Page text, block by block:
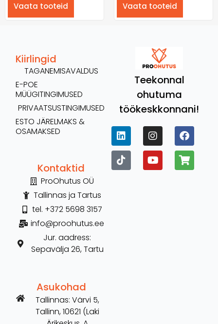
Vaata tooteid Vaata tooteid
Teekonnal
ohutuma
töökeskkonnani!
Kontaktid
ProOhutus OÜ
Tallinnas ja Tartus
tel. +372 5698 3157
info@proohutus.ee
Jur. aadress:
Sepavälja 26, Tartu
Kiirlingid
TAGANEMISAVALDUS
E-POE
MÜÜGITINGIMUSED
PRIVAATSUSTINGIMUSED
ESTO JÄRELMAKS &
OSAMAKSED
Asukohad
Tallinnas: Värvi 5,
Tallinn, 10621 (Laki